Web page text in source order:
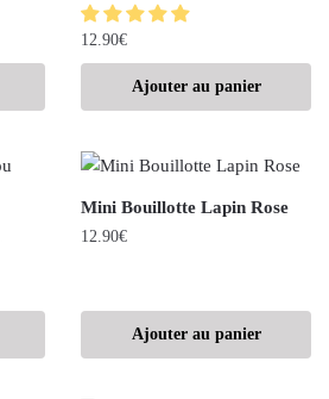
12.90€
Ajouter au panier
Mini Bouillotte Lapin Rose
12.90€
Ajouter au panier